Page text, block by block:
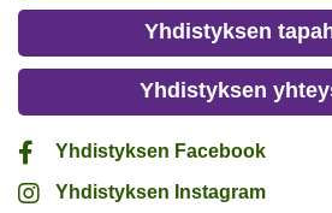
Yhdistyksen
Yhdistyksen
Yhdistyksen Facebook
Yhdistyksen Instagram